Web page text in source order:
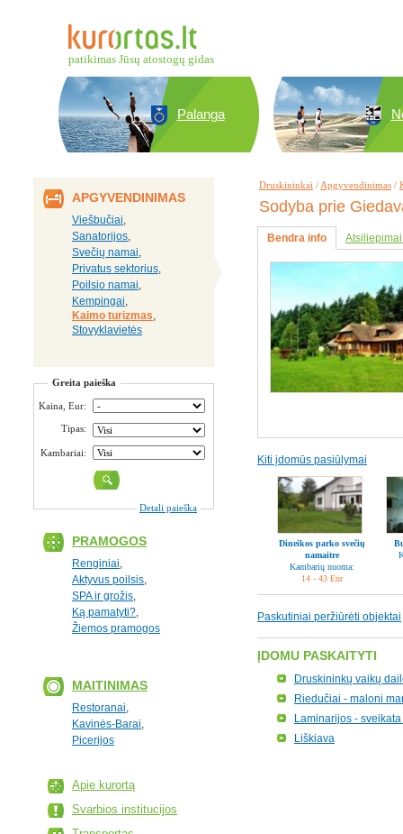
patikimas Jūsų atostogų gidas
Palanga
APGYVENDINIMAS
Viešbučiai,
Sanatorijos,
Svečių namai,
Privatus sektorius,
Poilsio namai,
Kempingai,
Kaimo turizmas,
Stovyklavietės
Greita paieška
Kaina, Eur:
Tipas:
Kambariai:
Detali paieška
PRAMOGOS
Renginiai,
Aktyvus poilsis,
SPA ir grožis,
Ką pamatyti?,
Žiemos pramogos
MAITINIMAS
Restoranai,
Kavinės-Barai,
Picerijos
Apie kurortą
Svarbios institucijos
Druskininkai / Apgyvendinimas /
Sodyba prie
Bendra info
Kiti įdomūs pasiūlymai
Dineikos parko svečių
namaitre
Kambarių nuoma:
14 - 43 Eur
Paskutiniai peržiūrėti objektai
ĮDOMU PASKAITYTI
Druskininkų vaikų
Riedučiai - maloni
Laminarijos -
Liškiava